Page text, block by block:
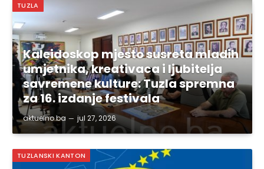
TUZLA
Kaleidoskop mjesto susreta mladih
umjetnika, kreativaca i ljubitelja
savremene kulture: Tuzla spremna
za 16. izdanje festivala
aktuelno.ba jul 27, 2026
TUZLANSKI KANTON